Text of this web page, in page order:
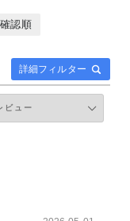
詳細フィルター
認順